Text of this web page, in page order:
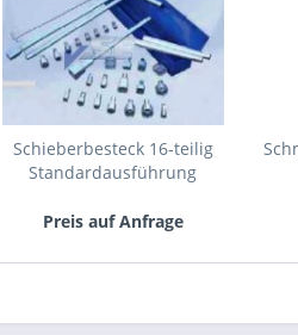
Schieberbesteck 16-teilig
Standardausführung
Preis auf Anfrage